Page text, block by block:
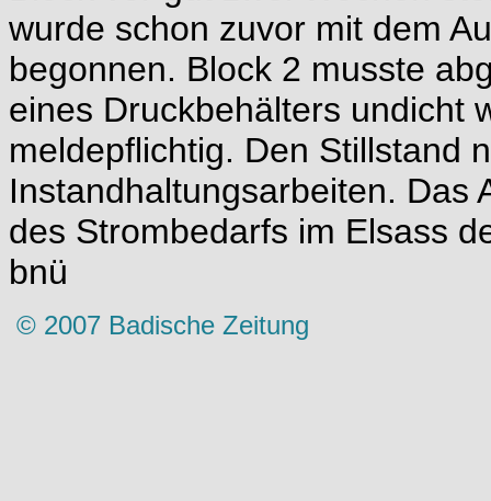
wurde schon zuvor mit dem
begonnen. Block 2 musste
eines Druckbehälters undicht
meldepflichtig. Den Stillstand
Instandhaltungsarbeiten. Das
des Strombedarfs im Elsass
bnü
© 2007 Badische Zeitung